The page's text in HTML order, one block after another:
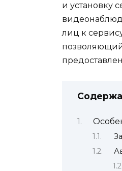
и установку
лиц к